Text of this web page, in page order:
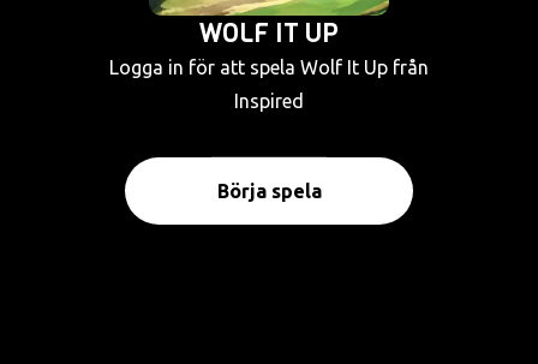
WOLF IT UP
Logga in för att spela Wolf It Up från
Inspired
Börja spela